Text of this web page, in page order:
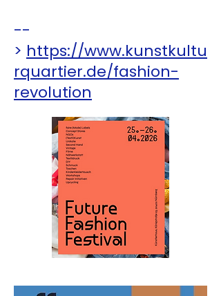
--
> https://www.kunstkultu
rquartier.de/fashion-
revolution